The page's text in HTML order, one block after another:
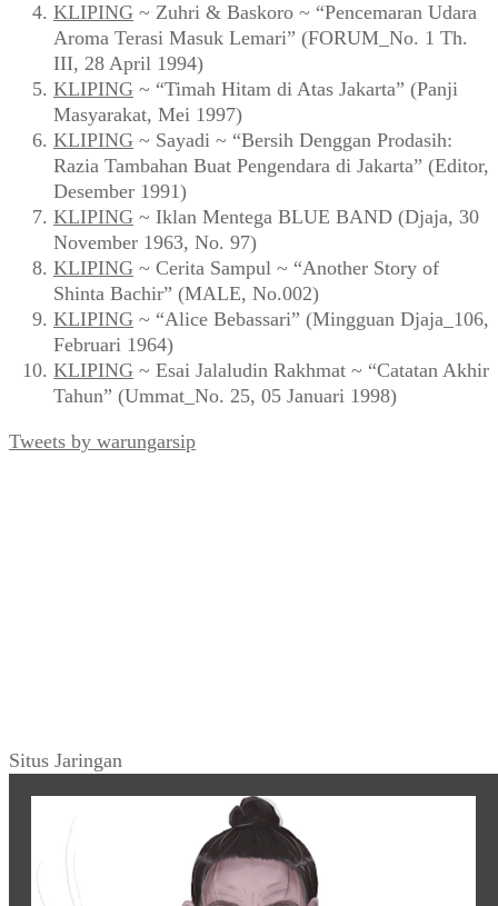
KLIPING ~ Zuhri & Baskoro ~ “Pencemaran Udara
Aroma Terasi Masuk Lemari” (FORUM_No. 1 Th.
III, 28 April 1994)
KLIPING ~ “Timah Hitam di Atas Jakarta” (Panji
Masyarakat, Mei 1997)
KLIPING ~ Sayadi ~ “Bersih Denggan Prodasih:
Razia Tambahan Buat Pengendara di Jakarta” (Editor,
Desember 1991)
KLIPING ~ Iklan Mentega BLUE BAND (Djaja, 30
November 1963, No. 97)
KLIPING ~ Cerita Sampul ~ “Another Story of
Shinta Bachir” (MALE, No.002)
KLIPING ~ “Alice Bebassari” (Mingguan Djaja_106,
Februari 1964)
KLIPING ~ Esai Jalaludin Rakhmat ~ “Catatan Akhir
Tahun” (Ummat_No. 25, 05 Januari 1998)
Tweets by warungarsip
Situs Jaringan